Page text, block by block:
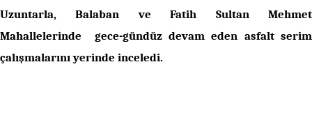
Uzuntarla, Balaban ve Fatih Sultan Mehmet
Mahallelerinde gece-gündüz devam eden asfalt serim
çalışmalarını yerinde inceledi.